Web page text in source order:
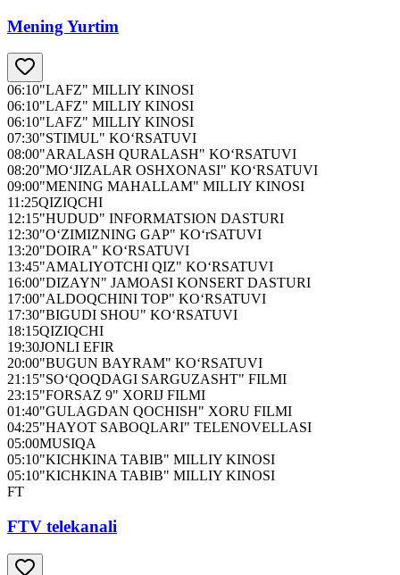
Mening Yurtim
06:10"LAFZ" MILLIY KINOSI
06:10"LAFZ" MILLIY KINOSI
06:10"LAFZ" MILLIY KINOSI
07:30"STIMUL" KO‘RSATUVI
08:00"ARALASH QURALASH" KO‘RSATUVI
08:20"MO‘JIZALAR OSHXONASI" KO‘RSATUVI
09:00"MENING MAHALLAM" MILLIY KINOSI
11:25QIZIQCHI
12:15"HUDUD" INFORMATSION DASTURI
12:30"O‘ZIMIZNING GAP" KO‘rSATUVI
13:20"DOIRA" KO‘RSATUVI
13:45"AMALIYOTCHI QIZ" KO‘RSATUVI
16:00"DIZAYN" JAMOASI KONSERT DASTURI
17:00"ALDOQCHINI TOP" KO‘RSATUVI
17:30"BIGUDI SHOU" KO‘RSATUVI
18:15QIZIQCHI
19:30JONLI EFIR
20:00"BUGUN BAYRAM" KO‘RSATUVI
21:15"SO‘QOQDAGI SARGUZASHT" FILMI
23:15"FORSAZ 9" XORIJ FILMI
01:40"GULAGDAN QOCHISH" XORU FILMI
04:25"HAYOT SABOQLARI" TELENOVELLASI
05:00MUSIQA
05:10"KICHKINA TABIB" MILLIY KINOSI
05:10"KICHKINA TABIB" MILLIY KINOSI
FT
FTV telekanali